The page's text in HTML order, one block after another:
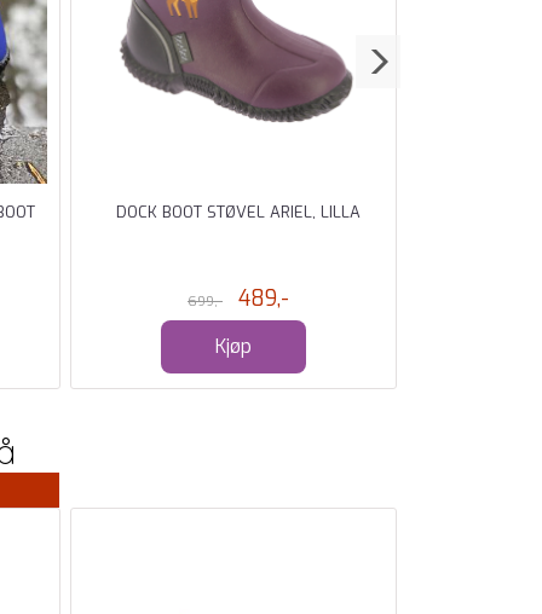
DOCK BOOT STØVEL ARIEL, LILLA
699,- 489,-
Kjøp